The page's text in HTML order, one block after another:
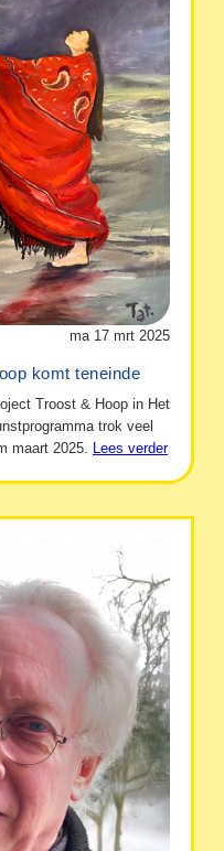
ma 17 mrt 2025
komt teneinde
Troost & Hoop in Het
trok veel
maart 2025. Lees verder